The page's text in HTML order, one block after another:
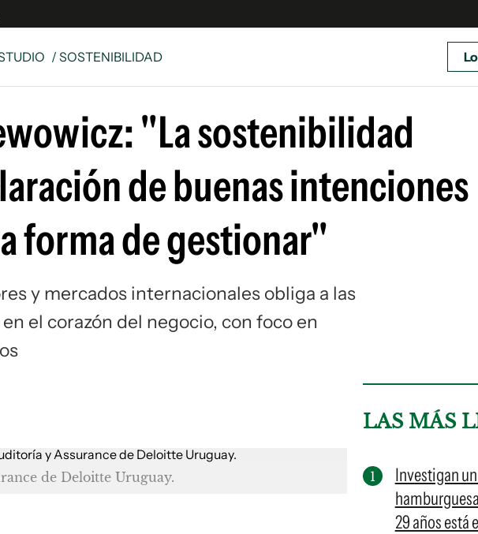
y Legales
especiales
Unidos
/ SOSTENIBILIDAD
"La sostenibilidad
de buenas intenciones
forma de gestionar"
y mercados internacionales obliga a las
el corazón del negocio, con foco en
de Deloitte Uruguay.
LAS MÁS
Investigan
29 años está